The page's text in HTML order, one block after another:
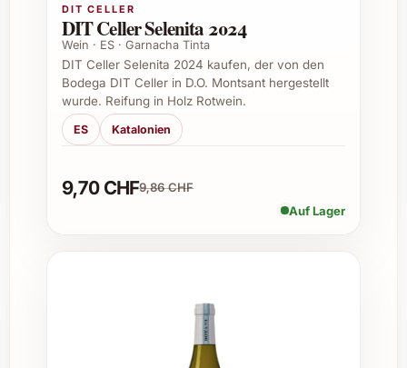
Rebsorten
Elegante Fruchtaromen mit feiner Würze
Sanfte Tanninstruktur, ideal zum Essen
Barrique-Ausbau für zusätzliche
Komplexität
Perfekte Anlässe für Cair Cuvée 2023
Die Vielseitigkeit dieser Cuvée macht sie zum
Elegante Dinnerabende oder festliche
Silvesterfeiern mit Freunden und Familie
DIT CELLER
DIT Celler Selenita 2024
Wein · ES · Garnacha Tinta
DIT Celler Selenita 2024 kaufen, der von den
Bodega DIT Celler in D.O. Montsant hergestellt
wurde. Reifung in Holz Rotwein.
ES Katalonien
9,70 CHF9,86 CHF
Auf Lager